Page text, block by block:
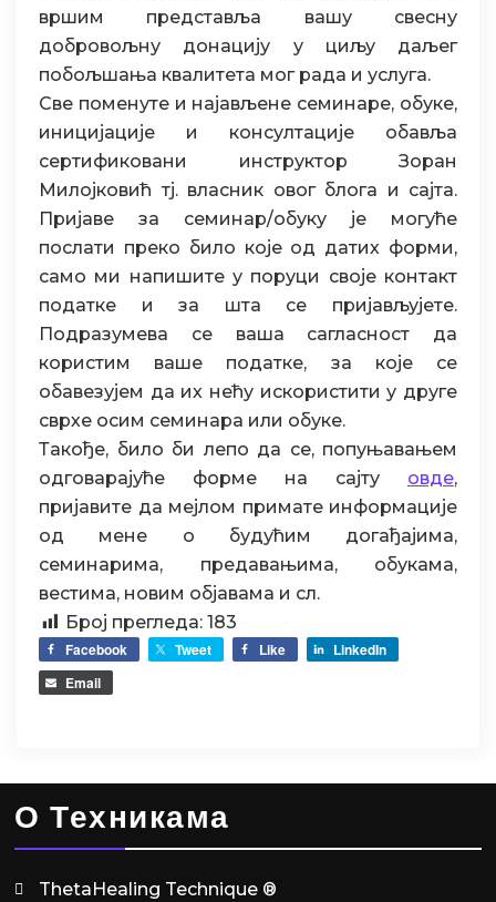
вршим представља вашу свесну
добровољну донацију у циљу даљег
побољшања квалитета мог рада и услуга.
Све поменуте и најављене семинаре, обуке,
иницијације и консултације обавља
сертификовани инструктор Зоран
Милојковић тј. власник овог блога и сајта.
Пријаве за семинар/обуку је могуће
послати преко било које од датих форми,
само ми напишите у поруци своје контакт
податке и за шта се пријављујете.
Подразумева се ваша сагласност да
користим ваше податке, за које се
обавезујем да их нећу искористити у друге
сврхе осим семинара или обуке.
Такође, било би лепо да се, попуњавањем
одговарајуће форме на сајту овде,
пријавите да мејлом примате информације
од мене о будућим догађајима,
семинарима, предавањима, обукама,
вестима, новим објавама и сл.
Број прегледа: 183
Facebook Tweet Like
LinkedIn
Email
О Техникама
ThetaHealing Technique ®